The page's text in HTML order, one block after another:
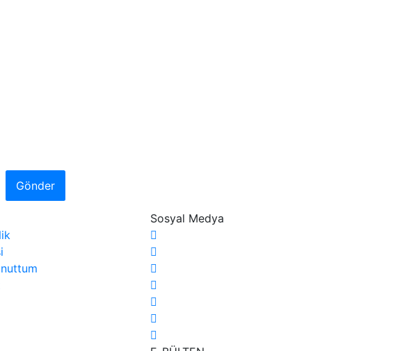
Gönder
Sosyal Medya